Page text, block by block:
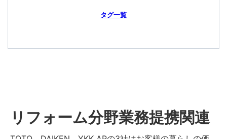
タグ一覧
リフォーム分野業務提携関連